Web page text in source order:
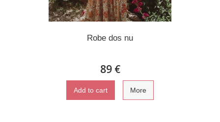
Robe dos nu
89 €
Add to cart More